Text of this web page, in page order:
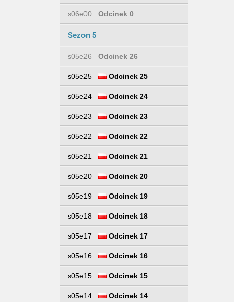
s06e00 Odcinek 0
Sezon 5
s05e26 Odcinek 26
s05e25 Odcinek 25
s05e24 Odcinek 24
s05e23 Odcinek 23
s05e22 Odcinek 22
s05e21 Odcinek 21
s05e20 Odcinek 20
s05e19 Odcinek 19
s05e18 Odcinek 18
s05e17 Odcinek 17
s05e16 Odcinek 16
s05e15 Odcinek 15
s05e14 Odcinek 14